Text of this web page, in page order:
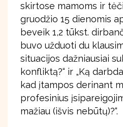
skirtose mamoms ir
gruodžio 15 dienomis
beveik 1,2 tūkst.
buvo užduoti du
situacijos dažniausiai
konfliktą?“ ir „Ką
kad įtampos derinant
profesinius
mažiau (išvis nebūtų)?“.